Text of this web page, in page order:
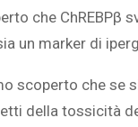
che ChREBPβ
un marker di
scoperto che se
della tossicità